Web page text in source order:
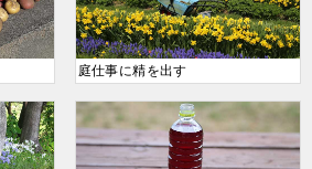
庭仕事に精を出す